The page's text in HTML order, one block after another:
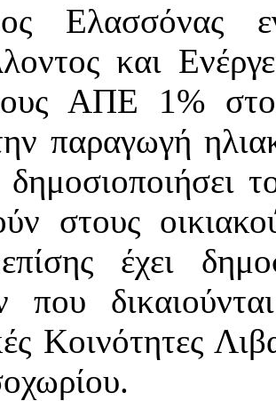
Ελασσόνας
και
ΑΠΕ 1%
παραγωγή
στους
έχει
που
Κοινότητες